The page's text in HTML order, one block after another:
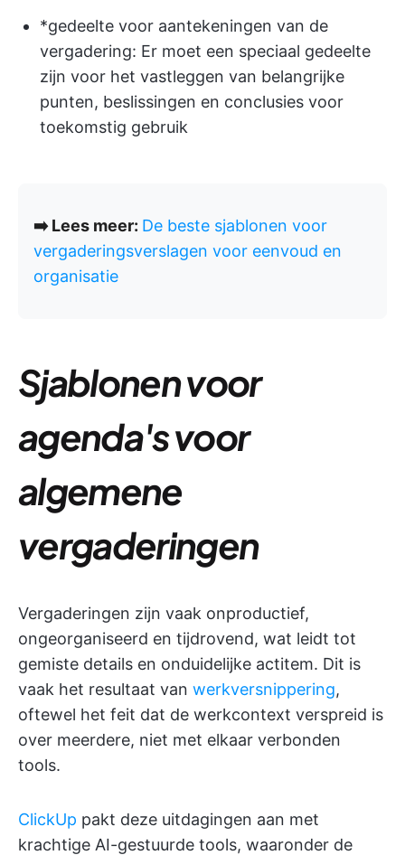
*gedeelte voor aantekeningen van de
vergadering: Er moet een speciaal gedeelte
zijn voor het vastleggen van belangrijke
punten, beslissingen en conclusies voor
toekomstig gebruik
➡️ Lees meer: De beste sjablonen voor
vergaderingsverslagen voor eenvoud en
organisatie
Sjablonen voor
agenda's voor
algemene
vergaderingen
Vergaderingen zijn vaak onproductief,
ongeorganiseerd en tijdrovend, wat leidt tot
gemiste details en onduidelijke actitem. Dit is
vaak het resultaat van werkversnippering,
oftewel het feit dat de werkcontext verspreid is
over meerdere, niet met elkaar verbonden
tools.
ClickUp pakt deze uitdagingen aan met
krachtige AI-gestuurde tools, waaronder de